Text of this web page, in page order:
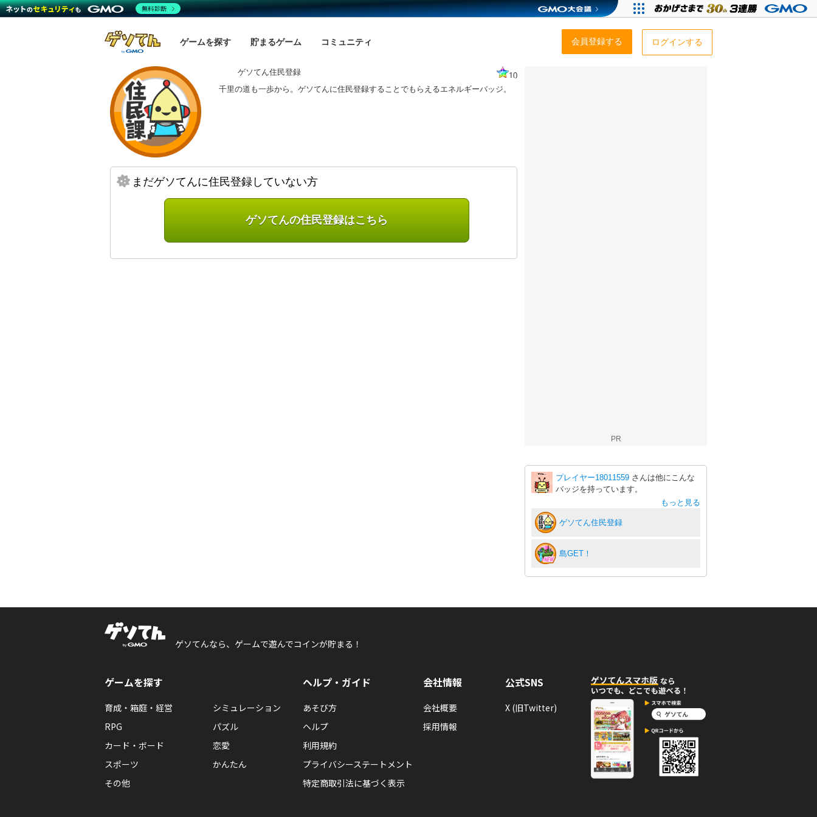
ゲームを探す 貯まるゲーム コミュニティ 会員登録する ログインする
ゲソてん住民登録
10
千里の道も一歩から。ゲソてんに住民登録することでもらえるエネルギーバッジ。
まだゲソてんに住民登録していない方
ゲソてんの住民登録はこちら
PR
プレイヤー18011559 さんは他にこんな
バッジを持っています。
もっと見る
ゲソてん住民登録
島GET！
ゲソてんなら、ゲームで遊んでコインが貯まる！
ゲームを探す
育成・箱庭・経営
シミュレーション
RPG
パズル
カード・ボード
恋愛
スポーツ
かんたん
その他
ヘルプ・ガイド
あそび方
ヘルプ
利用規約
プライバシーステートメント
特定商取引法に基づく表示
会社情報
会社概要
採用情報
公式SNS
X (旧Twitter)
無料診断